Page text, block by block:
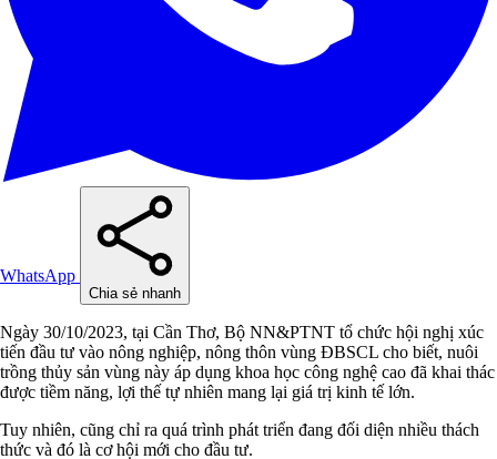
WhatsApp
Chia sẻ nhanh
Ngày 30/10/2023, tại Cần Thơ, Bộ NN&PTNT tổ chức hội nghị xúc
tiến đầu tư vào nông nghiệp, nông thôn vùng ĐBSCL cho biết, nuôi
trồng thủy sản vùng này áp dụng khoa học công nghệ cao đã khai thác
được tiềm năng, lợi thế tự nhiên mang lại giá trị kinh tế lớn.
Tuy nhiên, cũng chỉ ra quá trình phát triển đang đối diện nhiều thách
thức và đó là cơ hội mới cho đầu tư.